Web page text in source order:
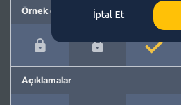
Örnek cümleler
Açıklamalar
İptal Et